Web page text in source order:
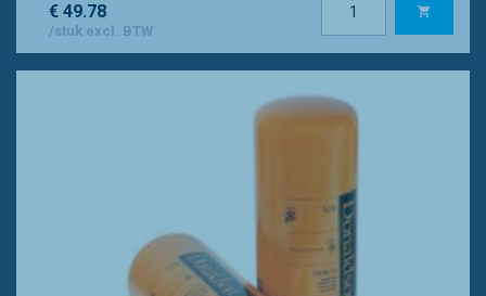
€ 49.78
/stuk excl. BTW